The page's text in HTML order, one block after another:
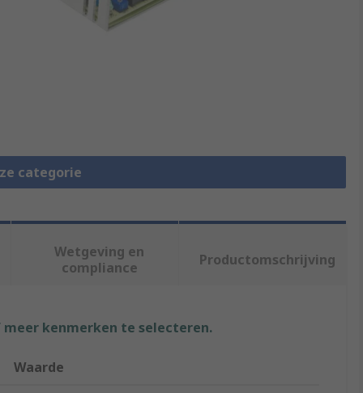
categorie
Wetgeving en
compliance
Productomschrijving
kenmerken te selecteren.
Waarde